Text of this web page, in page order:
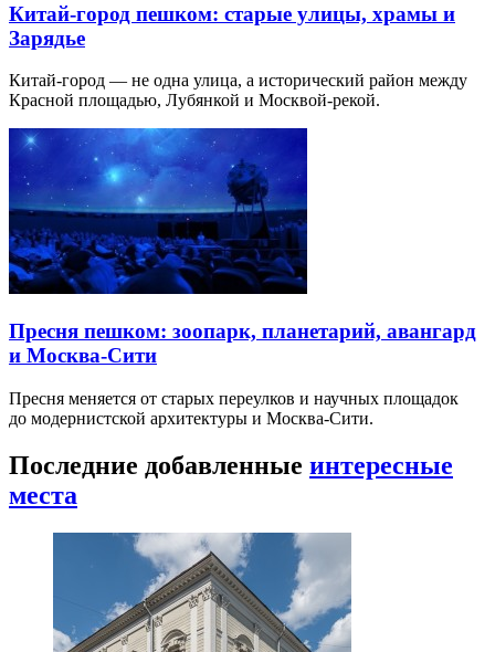
Китай-город пешком: старые улицы, храмы и
Зарядье
Китай-город — не одна улица, а исторический район между
Красной площадью, Лубянкой и Москвой-рекой.
Пресня пешком: зоопарк, планетарий, авангард
и Москва-Сити
Пресня меняется от старых переулков и научных площадок
до модернистской архитектуры и Москва-Сити.
Последние добавленные интересные
места